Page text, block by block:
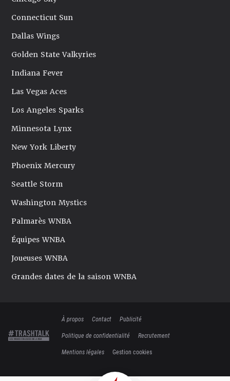
Connecticut Sun
Dallas Wings
Golden State Valkyries
Indiana Fever
Las Vegas Aces
Los Angeles Sparks
Minnesota Lynx
New York Liberty
Phoenix Mercury
Seattle Storm
Washington Mystics
Palmarès WNBA
Équipes WNBA
Joueuses WNBA
Grandes dates de la saison WNBA
À propos Contact
Publicité
Politique de confidentialité
Recrutement
Mentions légales
Gestion cookies